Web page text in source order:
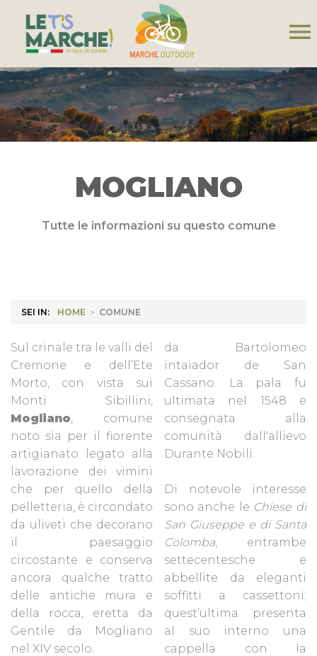
menu
MOGLIANO
Tutte le informazioni su questo comune
SEI IN: HOME > COMUNE
Sul crinale tra le valli del
Cremone e dell’Ete
Morto, con vista sui
Monti Sibillini,
Mogliano, comune
noto sia per il fiorente
artigianato legato alla
lavorazione dei vimini
che per quello della
pelletteria, è circondato
da uliveti che decorano
il paesaggio
circostante e conserva
ancora qualche tratto
delle antiche mura e
della rocca, eretta da
Gentile da Mogliano
nel XIV secolo.
da Bartolomeo
intaiador de San
Cassano. La pala fu
ultimata nel 1548 e
consegnata alla
comunità dall'allievo
Durante Nobili.
Di notevole interesse
sono anche le Chiese di
San Giuseppe e di Santa
Colomba, entrambe
settecentesche e
abbellite da eleganti
soffitti a cassettoni;
quest’ultima presenta
al suo interno una
cappella con la